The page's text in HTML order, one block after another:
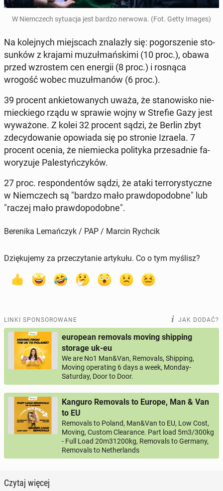
W Niem­czech sy­tu­acja jest bardzo nerwowa. (Fot. Getty Images)
Na ko­lej­nych miej­scach zna­la­zły się: po­gor­sze­nie sto­
sun­ków z krajami mu­zuł­mań­ski­mi (10 proc.), obawa
przed wzro­stem cen energii (8 proc.) i rosnąca
wrogość wobec mu­zuł­ma­nów (6 proc.).
39 procent an­kie­to­wa­nych uważa, że sta­no­wi­sko nie­
miec­kie­go rządu w sprawie wojny w Strefie Gazy jest
wy­wa­żo­ne. Z kolei 32 procent sądzi, że Berlin zbyt
zde­cy­do­wa­nie opo­wia­da się po stronie Izraela. 7
procent ocenia, że nie­miec­ka po­li­ty­ka prze­sad­nie fa­
wo­ry­zu­je Pa­le­styń­czy­ków.
27 proc. re­spon­den­tów sądzi, że ataki ter­ro­ry­stycz­ne
w Niem­czech są "bardzo mało praw­do­po­dob­ne" lub
"raczej mało praw­do­po­dob­ne".
Berenika Lemańczyk / PAP / Marcin Rychcik
Dziękujemy za przeczytanie artykułu. Co o tym myślisz?
LINKI SPONSOROWANE JAK DODAĆ?
european removals moving shipping
storage uk-eu
We are No1 Man&Van, Removals, Shipping,
Moving operating 6 days a week, Monday-
Saturday, Door to Door.
Kanguro Removals to Europe, Man & Van
to EU
Removals to Poland, Man&Van to EU, Low Cost,
Moving, Custom Clearance. Part load 5m3/300kg
- Full Load 20m31200kg, Removals to Germany,
Removals to Netherlands
Czytaj więcej